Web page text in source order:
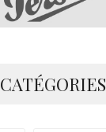
CATÉGORIES